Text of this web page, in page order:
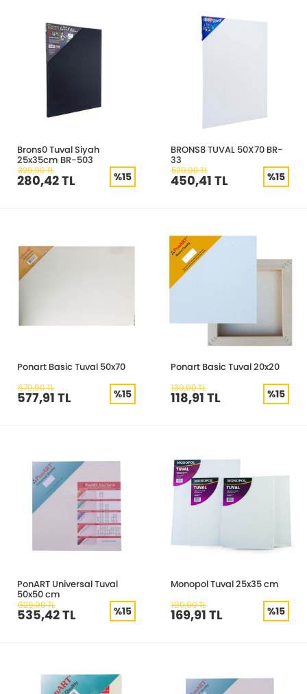
Brons0 Tuval Siyah
25x35cm BR-503
329,90 TL
280,42 TL %15
BRONS8 TUVAL 50X70 BR-
33
529,90 TL
450,41 TL %15
Ponart Basic Tuval 50x70
679,90 TL
577,91 TL %15
Ponart Basic Tuval 20x20
139,90 TL
118,91 TL %15
PonART Universal Tuval
50x50 cm
629,90 TL
535,42 TL %15
Monopol Tuval 25x35 cm
199,90 TL
169,91 TL %15